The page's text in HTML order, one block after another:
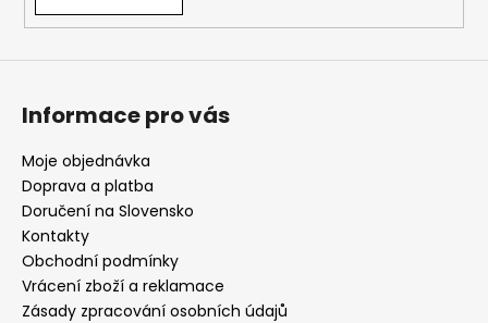
Informace pro vás
Moje objednávka
Doprava a platba
Doručení na Slovensko
Kontakty
Obchodní podmínky
Vrácení zboží a reklamace
Zásady zpracování osobních údajů